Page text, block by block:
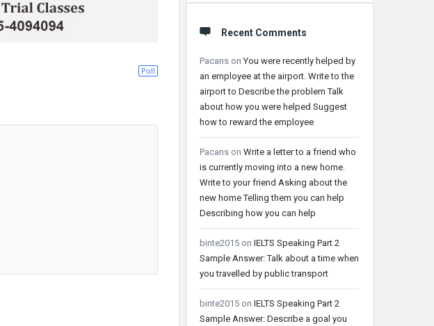
Poll
Recent Comments
Pacans onYou were recently helped by
an employee at the airport. Write to the
airport to Describe the problem Talk
about how you were helped Suggest
how to reward the employee
Pacans on Write a letter to a friend who
is currently moving into a new home.
Write to your friend Asking about the
new home Telling them you can help
Describing how you can help
binte2015 on IELTS Speaking Part 2
Sample Answer: Talk about a time when
you travelled by public transport
binte2015 on IELTS Speaking Part 2
Sample Answer: Describe a goal you